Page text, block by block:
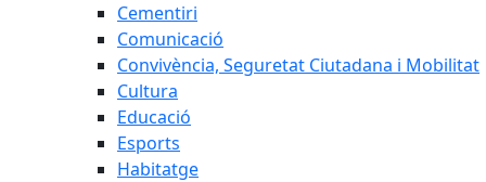
Cementiri
Comunicació
Convivència, Seguretat Ciutadana i Mobilitat
Cultura
Educació
Esports
Habitatge